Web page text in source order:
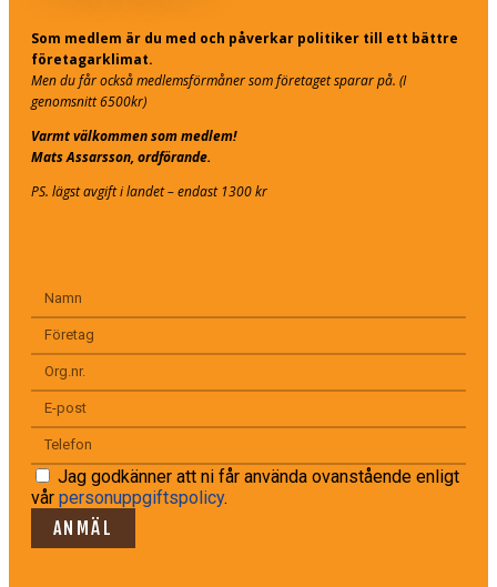
Som medlem är du med och påverkar politiker till ett bättre
företagarklimat.
Men du får också medlemsförmåner som företaget sparar på. (I
genomsnitt 6500kr)
Varmt välkommen som medlem!
Mats Assarsson, ordförande.
PS. lägst avgift i landet – endast 1300 kr
Jag godkänner att ni får använda ovanstående enligt
vår personuppgiftspolicy.
ANMÄL